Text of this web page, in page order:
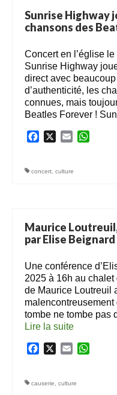
Sunrise Highway
chansons des
Concert en l’église
Sunrise Highway
direct avec
d’authenticité, les
connues, mais
Beatles Forever !
FacebookEmail
concert culture
Maurice
par Elise Beignard
Une conférence
2025 à 16h au
de Maurice Loutreuil
tombe ne tombe pas
Lire la suite­­
FacebookEmail
causerie culture